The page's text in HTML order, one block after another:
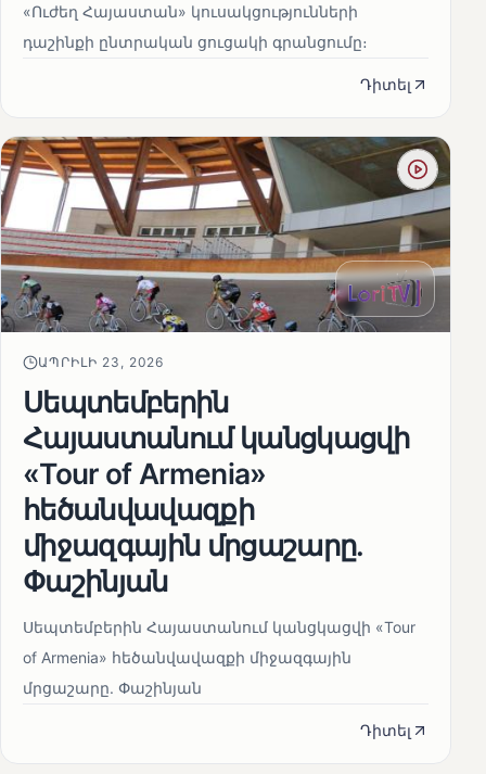
«Ուժեղ Հայաստան» կուսակցությունների
դաշինքի ընտրական ցուցակի գրանցումը։
Դիտել
ԱՊՐԻԼԻ 23, 2026
Սեպտեմբերին
Հայաստանում կանցկացվի
«Tour of Armenia»
հեծանվավազքի
միջազգային մրցաշարը.
Փաշինյան
Սեպտեմբերին Հայաստանում կանցկացվի «Tour
of Armenia» հեծանվավազքի միջազգային
մրցաշարը. Փաշինյան
Դիտել